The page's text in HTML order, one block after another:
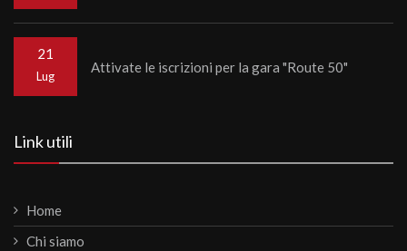
21
Lug
Attivate le iscrizioni per la gara "Route 50"
Link utili
Home
Chi siamo